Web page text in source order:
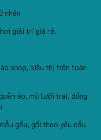
nhân
giải trí giá rẻ.
shop, siêu thị trên toàn
áo, mũ lưỡi trai, đồng
gấu, gối theo yêu cầu